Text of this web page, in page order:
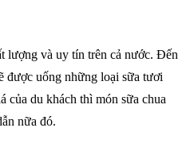
lượng và uy tín trên cả nước. Đến
được uống những loại sữa tươi
của du khách thì món sữa chua
nữa đó.